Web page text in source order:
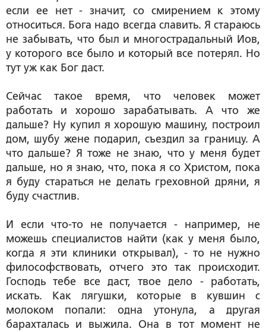
если ее нет - значит, со смирением к этому
относиться. Бога надо всегда славить. Я стараюсь
не забывать, что был и многострадальный Иов,
у которого все было и который все потерял. Но
тут уж как Бог даст.
Сейчас такое время, что человек может
работать и хорошо зарабатывать. А что же
дальше? Ну купил я хорошую машину, построил
дом, шубу жене подарил, съездил за границу. А
что дальше? Я тоже не знаю, что у меня будет
дальше, но я знаю, что, пока я со Христом, пока
я буду стараться не делать греховной дряни, я
буду счастлив.
И если что-то не получается - например, не
можешь специалистов найти (как у меня было,
когда я эти клиники открывал), - то не нужно
философствовать, отчего это так происходит.
Господь тебе все даст, твое дело - работать,
искать. Как лягушки, которые в кувшин с
молоком попали: одна утонула, а другая
барахталась и выжила. Она в тот момент не